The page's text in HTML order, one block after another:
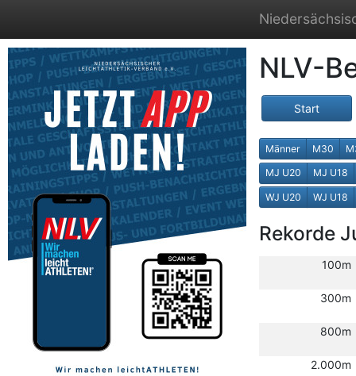
NLV-
Start
Männer M30
MJ U20 MJ U18
WJ U20 WJ U18
Rekorde
100m
300m
800m
2.000m